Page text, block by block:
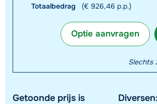
Totaalbedrag (€ 926,46 p.p.)
Optie aanvragen
Slechts
Getoonde prijs is
Diversen: